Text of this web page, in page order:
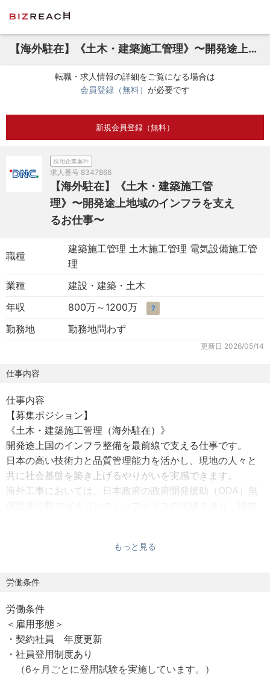
【海外駐在】《土木・建築施工管理》〜開発途上地域のインフラを支えるお仕事〜
転職・求人情報の詳細をご覧になる場合は
会員登録（無料） が必要です
新規会員登録（無料）
採用企業案件
求人番号 8347866
【海外駐在】《土木・建築施工管
理》〜開発途上地域のインフラを支え
るお仕事〜
職種
建築施工管理 土木施工管理 電気設備施工管
理
業種
建設・建築・土木
年収
800万～1200万 ？
勤務地 勤務地問わず
更新日 2026/05/14
仕事内容
仕事内容
【募集ポジション】
《土木・建築施工管理（海外駐在）》
開発途上国のインフラ整備を最前線で支える仕事です。
日本の高い技術力と品質管理能力を活かし、現地の人々と
共に社会基盤を築き上げるやりがいを実感できます。
海外工事においては、日本政府の政府開発援助（ODA）無
強みを持っており、途上国の経済発展と国民生活の向上に
単なる建設作業に留まらず、現地の文化や人々に寄り添
きます。
《具体的には》
海外の土木・建築工事現場において、下記業務を通じてプ
ロジェクトを牽引していただきます。
もっと見る
労働条件
労働条件
＜雇用形態＞
・契約社員 年度更新
・社員登用制度あり
（6ヶ月ごとに登用試験を実施しています。）